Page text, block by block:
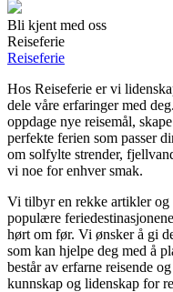
Bli kjent med oss
Reiseferie
Reiseferie
Hos Reiseferie er vi
dele våre erfaringer med
oppdage nye reisemål,
perfekte ferien som passer
om solfylte strender,
vi noe for enhver smak.
Vi tilbyr en rekke artikler og
populære
hørt om før. Vi ønsker å gi
som kan hjelpe deg med å
består av erfarne reisende
kunnskap og lidenskap for